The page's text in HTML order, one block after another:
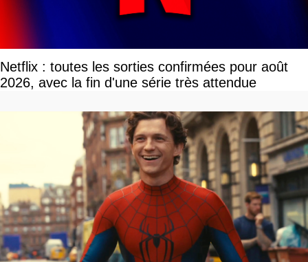
Netflix : toutes les sorties confirmées pour août
2026, avec la fin d'une série très attendue